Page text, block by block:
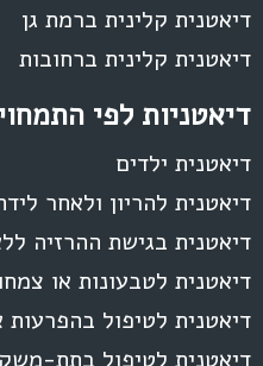
דיאטנית קלינית ברמת גן
דיאטנית קלינית ברחובות
דיאטניות לפי
דיאטנית ילדים
דיאטנית להריון ולאחר
דיאטנית בגישת ההרזיה
דיאטנית לטבעונות או
דיאטנית לטיפול בהפרעות
דיאטנית לטיפול בתת-